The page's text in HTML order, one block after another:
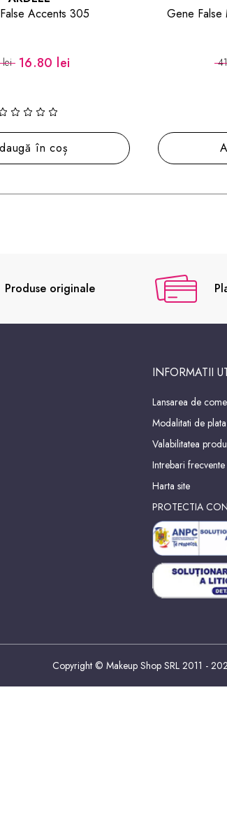
Gene False Mega Volume Lashes 252
41 lei
Adaugă în coș
Produse originale
INFORMATII
Lansarea de
Modalitati de plata
Valabilitatea
Intrebari frecvente
Harta site
PROTECTIA
Copyright © Makeup Shop SRL 2011 -